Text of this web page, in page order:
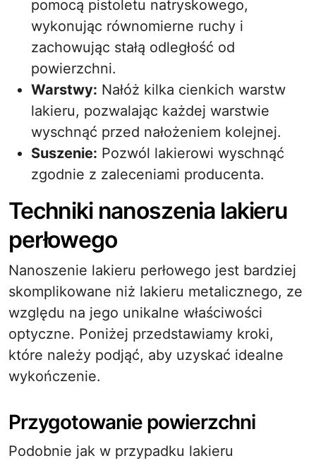
pomocą pistoletu natryskowego,
wykonując równomierne ruchy i
zachowując stałą odległość od
powierzchni.
Warstwy: Nałóż kilka cienkich warstw
lakieru, pozwalając każdej warstwie
wyschnąć przed nałożeniem kolejnej.
Suszenie: Pozwól lakierowi wyschnąć
zgodnie z zaleceniami producenta.
Techniki nanoszenia lakieru
perłowego
Nanoszenie lakieru perłowego jest bardziej
skomplikowane niż lakieru metalicznego, ze
względu na jego unikalne właściwości
optyczne. Poniżej przedstawiamy kroki,
które należy podjąć, aby uzyskać idealne
wykończenie.
Przygotowanie powierzchni
Podobnie jak w przypadku lakieru